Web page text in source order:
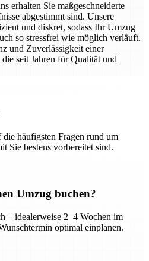
erhalten Sie maßgeschneiderte
abgestimmt sind. Unsere
und diskret, sodass Ihr Umzug
so stressfrei wie möglich verläuft.
und Zuverlässigkeit einer
seit Jahren für Qualität und
häufigsten Fragen rund um
Sie bestens vorbereitet sind.
Umzug buchen?
– idealerweise 2–4 Wochen im
optimal einplanen.